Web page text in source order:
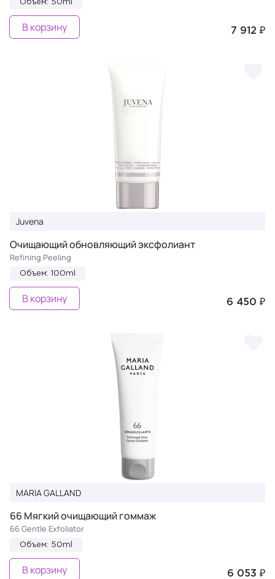
Объем: 50ml
7 912 ₽
В корзину
Juvena
Очищающий обновляющий эксфолиант
Refining Peeling
Объем: 100ml
6 450 ₽
В корзину
MARIA GALLAND
66 Мягкий очищающий гоммаж
66 Gentle Exfoliator
Объем: 50ml
6 053 ₽
В корзину